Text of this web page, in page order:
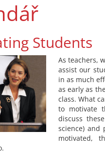
Students
As teachers,
assist our
in as much
as early as
class. What
to motivate
discuss
science) and
motivated,